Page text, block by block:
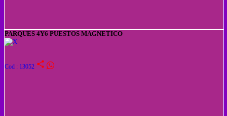
PARQUES 4Y6 PUESTOS MAGNETICO
Cod : 13052 share